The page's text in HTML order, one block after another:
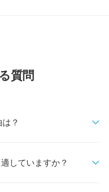
質問
？
していますか？